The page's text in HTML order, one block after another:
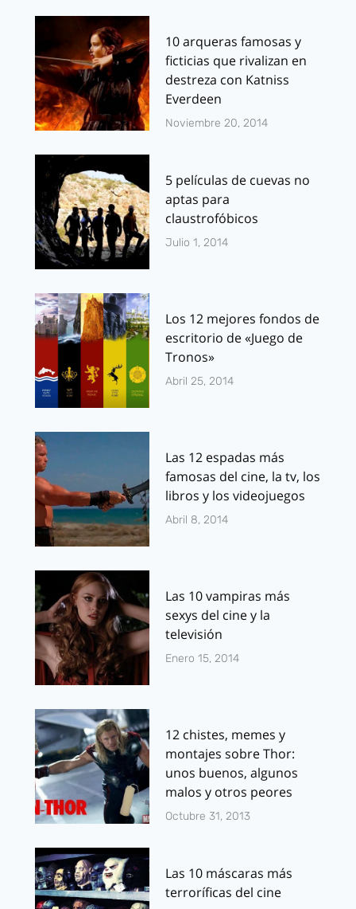
10 arqueras famosas y
ficticias que rivalizan en
destreza con Katniss
Everdeen
Noviembre 20, 2014
5 películas de cuevas no
aptas para
claustrofóbicos
Julio 1, 2014
Los 12 mejores fondos de
escritorio de «Juego de
Tronos»
Abril 25, 2014
Las 12 espadas más
famosas del cine, la tv, los
libros y los videojuegos
Abril 8, 2014
Las 10 vampiras más
sexys del cine y la
televisión
Enero 15, 2014
12 chistes, memes y
montajes sobre Thor:
unos buenos, algunos
malos y otros peores
Octubre 31, 2013
Las 10 máscaras más
terroríficas del cine